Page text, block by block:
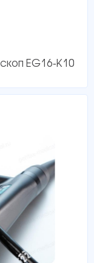
EG16‑K10